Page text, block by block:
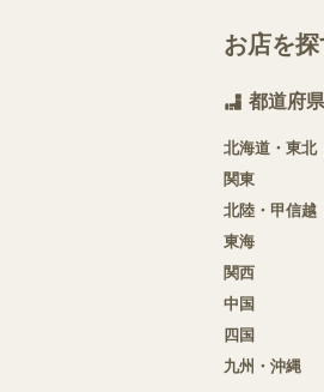
お店を
都道府
北海道・東北
関東
北陸・甲信越
東海
関西
中国
四国
九州・沖縄